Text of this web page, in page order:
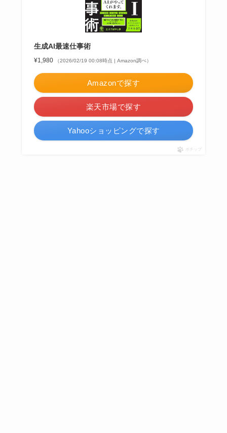
生成AI最速仕事術
¥1,980 （2026/02/19 00:08時点 | Amazon調べ）
Amazonで探す
楽天市場で探す
Yahooショッピングで探す
ポチップ